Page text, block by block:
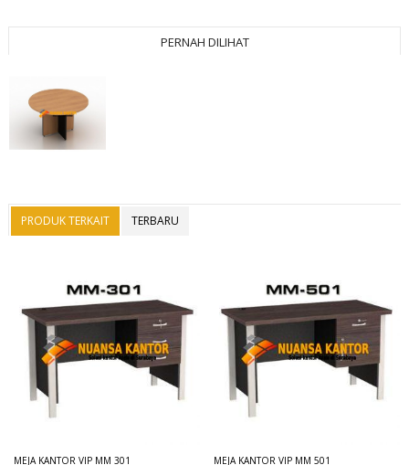
PERNAH DILIHAT
PRODUK TERKAIT TERBARU
MEJA KANTOR VIP MM 301 MEJA KANTOR VIP MM 501